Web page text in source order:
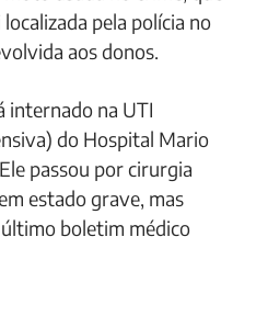
pela polícia no
aos donos.
internado na UTI
do Hospital Mario
passou por cirurgia
estado grave, mas
boletim médico